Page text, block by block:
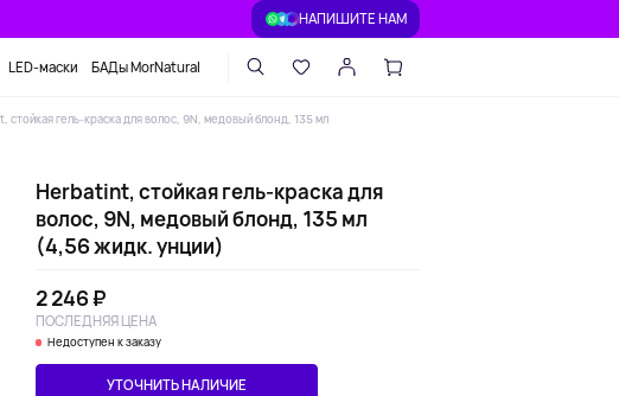
НАПИШИТЕ НАМ
LED-маски БАДы MorNatural
стойкая гель-краска для волос, 9N, медовый блонд, 135 мл
Herbatint, стойкая гель-краска для
волос, 9N, медовый блонд, 135 мл
(4,56 жидк. унции)
2 246 ₽
ПОСЛЕДНЯЯ ЦЕНА
Недоступен к заказу
УТОЧНИТЬ НАЛИЧИЕ